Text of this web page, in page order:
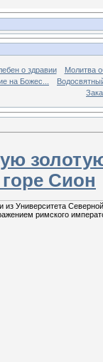
о здравии
Молитва
на Божес...
Сион